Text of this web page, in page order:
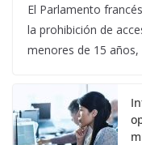
El Parlamento
la prohibición de
menores de 15 años,